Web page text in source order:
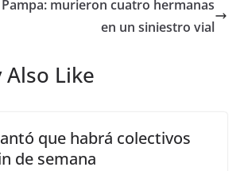
murieron cuatro hermanas
en un siniestro vial
Also Like
que habrá colectivos
de semana